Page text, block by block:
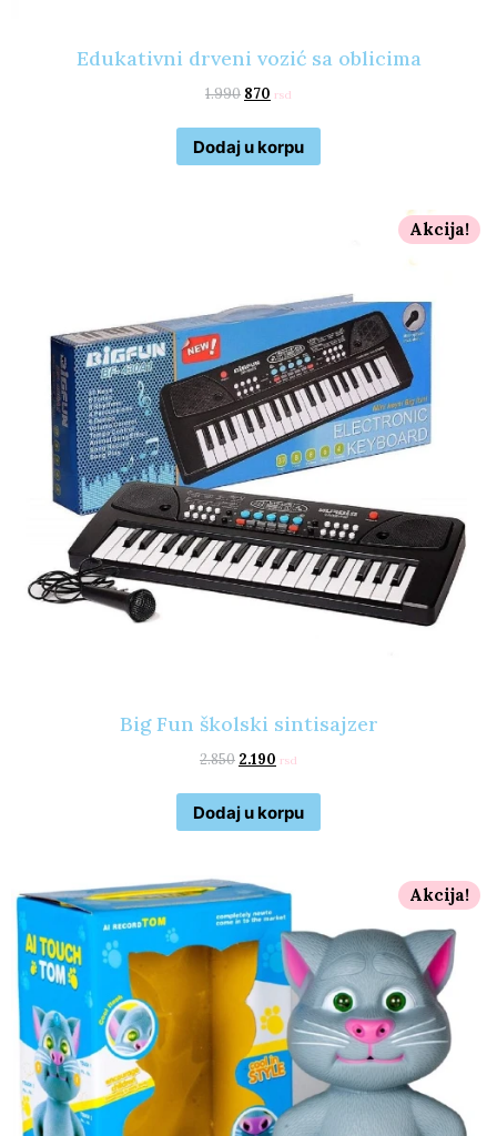
Edukativni drveni vozić sa oblicima
1.990 870 rsd
Dodaj u korpu
Akcija!
Big Fun školski sintisajzer
2.850 2.190 rsd
Dodaj u korpu
Akcija!